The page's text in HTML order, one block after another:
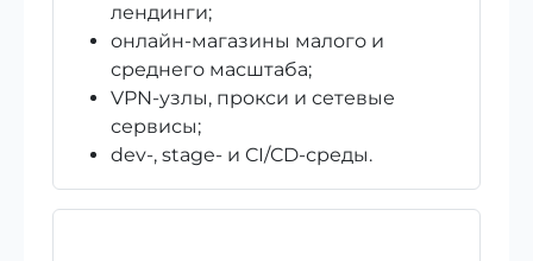
лендинги;
онлайн-магазины малого и
среднего масштаба;
VPN-узлы, прокси и сетевые
сервисы;
dev-, stage- и CI/CD-среды.